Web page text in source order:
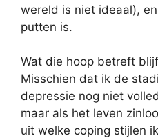
wereld is niet ideaal),
putten is.
Wat die hoop betreft
Misschien dat ik de
depressie nog niet
maar als het leven
uit welke coping stijlen